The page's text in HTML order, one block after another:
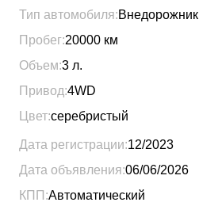
Тип автомобиля:Внедорожник
Пробег:20000 км
Объем:3 л.
Привод:4WD
Цвет:серебристый
Дата регистрации:12/2023
Дата объявления:06/06/2026
КПП:Автоматический